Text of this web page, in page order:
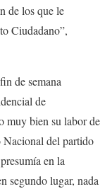
de los que le
Ciudadano”,
de semana
de
muy bien su labor de
Nacional del partido
en la
segundo lugar, nada